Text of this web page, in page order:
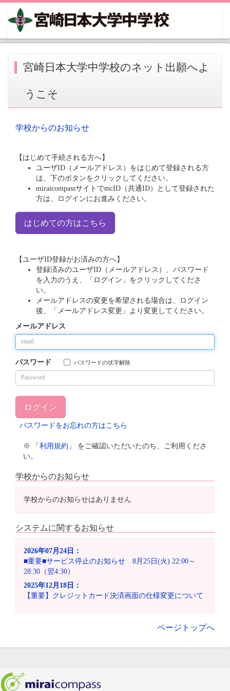
宮崎日本大学中学校のネット出願へよ
うこそ
学校からのお知らせ
【はじめて手続される方へ】
ユーザID（メールアドレス）をはじめて登録される方
は、下のボタンをクリックしてください。
miraicompassサイトでmcID（共通ID）として登録された
方は、ログインにお進みください。
はじめての方はこちら
【ユーザID登録がお済みの方へ】
登録済みのユーザID（メールアドレス）、パスワード
を入力のうえ、「ログイン」をクリックしてくださ
い。
メールアドレスの変更を希望される場合は、ログイン
後、「メールアドレス変更」より変更してください。
メールアドレス
パスワード パスワードの伏字解除
パスワードをお忘れの方はこちら
※ 「利用規約」
をご確認いただいたのち、ご利用くださ
い。
学校からのお知らせ
学校からのお知らせはありません
システムに関するお知らせ
2026年07月24日：
■重要■サービス停止のお知らせ 8月25日(火) 22:00～
28:30（翌4:30）
2025年12月18日：
【重要】クレジットカード決済画面の仕様変更について
ページトップへ